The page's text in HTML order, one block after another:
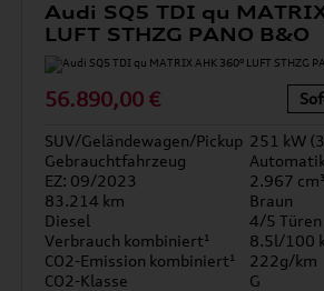
Audi SQ5 TDI qu
LUFT STHZG PANO B&O
56.890,00 €
SUV/Geländewagen/Pickup 251 kW
Gebrauchtfahrzeug
EZ: 09/2023
2.967 cm³
83.214 km
Braun
Diesel
4/5 Türen
Verbrauch kombiniert¹
8.5l/100
CO2-Emission kombiniert¹
222g/km
CO2-Klasse
G